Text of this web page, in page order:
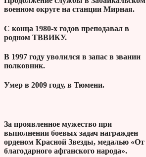
военном округе на станции Мирная.
С конца 1980-х годов преподавал в
родном ТВВИКУ.
В 1997 году уволился в запас в звании
полковник.
Умер в 2009 году, в Тюмени.
За проявленное мужество при
выполнении боевых задач награжден
орденом Красной Звезды, медалью «От
благодарного афганского народа».